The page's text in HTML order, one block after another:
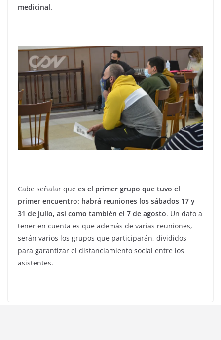
medicinal.
Cabe señalar que es el primer grupo que tuvo el
primer encuentro: habrá reuniones los sábados 17 y
31 de julio, así como también el 7 de agosto. Un dato a
tener en cuenta es que además de varias reuniones,
serán varios los grupos que participarán, divididos
para garantizar el distanciamiento social entre los
asistentes.